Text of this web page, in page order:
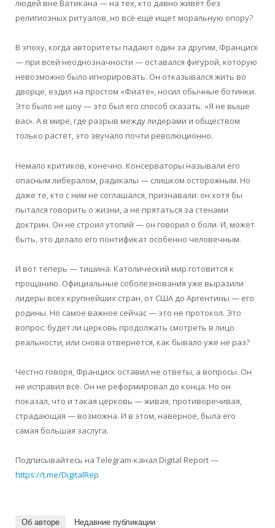
людей вне Ватикана — на тех, кто давно живёт без
религиозных ритуалов, но всё ещё ищет моральную опору?
В эпоху, когда авторитеты падают один за другим, Франциск
— при всей неоднозначности — оставался фигурой, которую
невозможно было игнорировать. Он отказывался жить во
дворце, ездил на простом «Фиате», носил обычные ботинки.
Это было не шоу — это был его способ сказать: «Я не выше
вас». А в мире, где разрыв между лидерами и обществом
только растёт, это звучало почти революционно.
Немало критиков, конечно. Консерваторы называли его
опасным либералом, радикалы — слишком осторожным. Но
даже те, кто с ним не соглашался, признавали: он хотя бы
пытался говорить о жизни, а не прятаться за стенами
доктрин. Он не строил утопий — он говорил о боли. И, может
быть, это делало его понтификат особенно человечным.
И вот теперь — тишина. Католический мир готовится к
прощанию. Официальные соболезнования уже выразили
лидеры всех крупнейших стран, от США до Аргентины — его
родины. Но самое важное сейчас — это не протокол. Это
вопрос: будет ли церковь продолжать смотреть в лицо
реальности, или снова отвернётся, как бывало уже не раз?
Честно говоря, Франциск оставил не ответы, а вопросы. Он
не исправил всё. Он не реформировал до конца. Но он
показал, что и такая церковь — живая, противоречивая,
страдающая — возможна. И в этом, наверное, была его
самая большая заслуга.
Подписывайтесь на Telegram-канал Digital Report —
https://t.me/DigitalRep
Об авторе Недавние публикации